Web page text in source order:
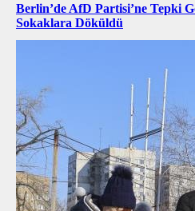
Berlin’de AfD Partisi’ne Tepki
Sokaklara Döküldü